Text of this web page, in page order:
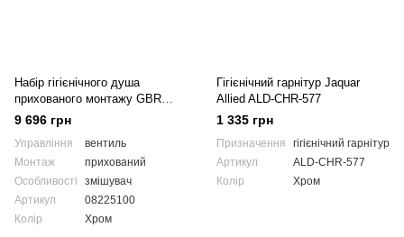
Набір гігієнічного душа
прихованого монтажу GBR
Intimixer 08225100
9 696 грн
Управління
вентиль
Монтаж
прихований
Особливості
змішувач
Артикул
08225100
Колір
Хром
Гігієнічний гарнітур Jaquar
Allied ALD-CHR-577
1 335 грн
Призначення
гігієнічний гарнітур
Артикул
ALD-CHR-577
Колір
Хром